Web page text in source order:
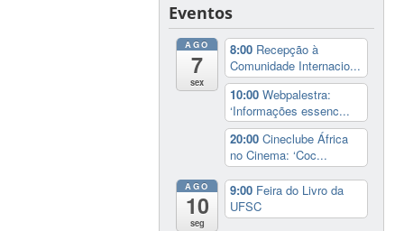
Eventos
AGO
7
sex
8:00 Recepção à
Comunidade Internacio...
10:00Webpalestra:
‘Informações essenc...
20:00Cineclube África
no Cinema: ‘Coc...
AGO
10
seg
9:00 Feira do Livro da
UFSC